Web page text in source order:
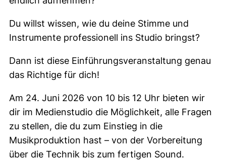
Du willst wissen, wie du deine Stimme und
Instrumente professionell ins Studio bringst?
Dann ist diese Einführungsveranstaltung genau
das Richtige für dich!
Am 24. Juni 2026 von 10 bis 12 Uhr bieten wir
dir im Medienstudio die Möglichkeit, alle Fragen
zu stellen, die du zum Einstieg in die
Musikproduktion hast – von der Vorbereitung
über die Technik bis zum fertigen Sound.